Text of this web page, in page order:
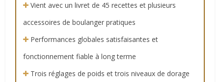
Vient avec un livret de 45 recettes et plusieurs
accessoires de boulanger pratiques
Performances globales satisfaisantes et
fonctionnement fiable à long terme
Trois réglages de poids et trois niveaux de dorage